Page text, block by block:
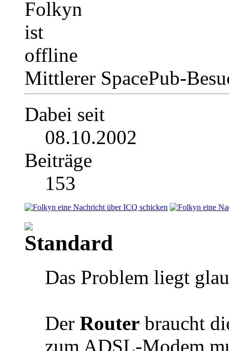
Mittlerer SpacePub-
Dabei seit
08.10.2002
Beiträge
153
Das Problem liegt
Der Router braucht
zum ADSL-Modem